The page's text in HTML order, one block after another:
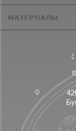
МАТЕРИАЛЫ